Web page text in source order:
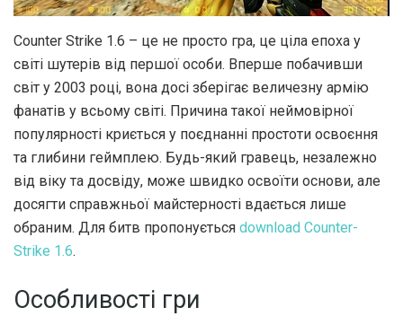
Counter Strike 1.6 – це не просто гра, це ціла епоха у
світі шутерів від першої особи. Вперше побачивши
світ у 2003 році, вона досі зберігає величезну армію
фанатів у всьому світі. Причина такої неймовірної
популярності криється у поєднанні простоти освоєння
та глибини геймплею. Будь-який гравець, незалежно
від віку та досвіду, може швидко освоїти основи, але
досягти справжньої майстерності вдається лише
обраним. Для битв пропонується download Counter-
Strike 1.6.
Особливості гри